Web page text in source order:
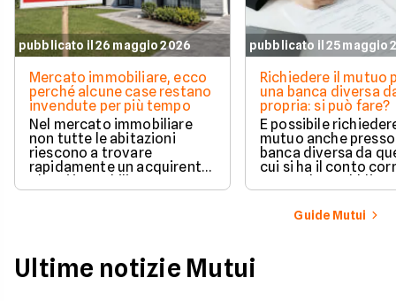
pubblicato il 26 maggio 2026
Mercato immobiliare, ecco
perché alcune case restano
invendute per più tempo
Nel mercato immobiliare
non tutte le abitazioni
riescono a trovare
rapidamente un acquirente.
Alcuni immobili vengono
venduti in poche settimane,
pubblicato il 25 maggio
Richiedere il mutuo
una banca diversa
propria: si può fare?
È possibile
mutuo anche
banca diversa da
cui si ha il conto
senza alcun obbligo
trasferire il proprio
rapporto bancario.
valutazione della
Guide Mutui
Ultime notizie Mutui